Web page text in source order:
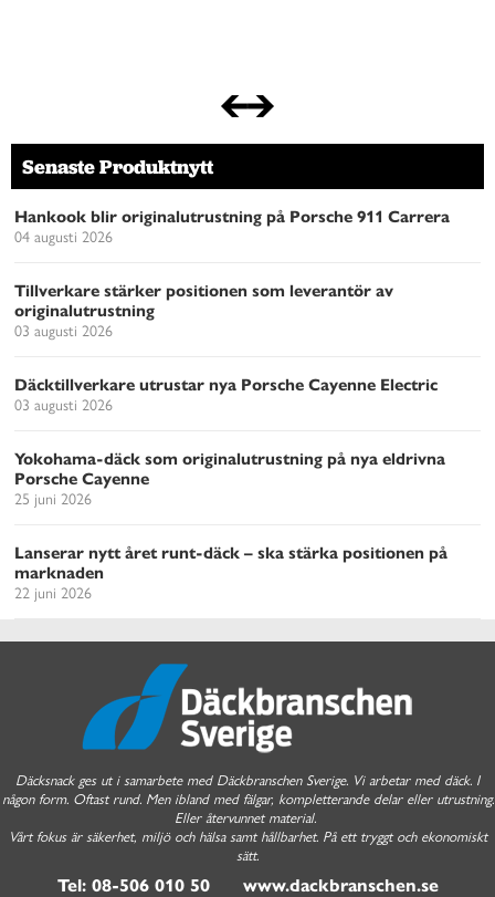
Senaste Produktnytt
Hankook blir originalutrustning på Porsche 911 Carrera
04 augusti 2026
Tillverkare stärker positionen som leverantör av
originalutrustning
03 augusti 2026
Däcktillverkare utrustar nya Porsche Cayenne Electric
03 augusti 2026
Yokohama-däck som originalutrustning på nya eldrivna
Porsche Cayenne
25 juni 2026
Lanserar nytt året runt-däck – ska stärka positionen på
marknaden
22 juni 2026
Däcksnack ges ut i samarbete med Däckbranschen Sverige. Vi arbetar med däck. I
någon form. Oftast rund. Men ibland med fälgar, kompletterande delar eller utrustning.
Eller återvunnet material.
Vårt fokus är säkerhet, miljö och hälsa samt hållbarhet. På ett tryggt och ekonomiskt
sätt.
Tel: 08-506 010 50 www.dackbranschen.se